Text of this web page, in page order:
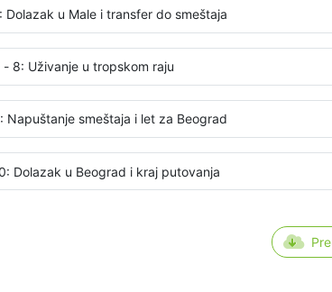
Dolazak u Male i transfer do smeštaja
- 8: Uživanje u tropskom raju
Napuštanje smeštaja i let za Beograd
Dolazak u Beograd i kraj putovanja